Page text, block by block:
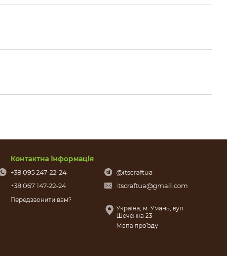
Контактна інформація
+38 095 247-22-24
+38 067 147-22-24
Передзвонити вам?
@itscraftua
itscraftua@gmail.com
Україна, м. Умань, вул.
Шеченка 23
Мапа проїзду